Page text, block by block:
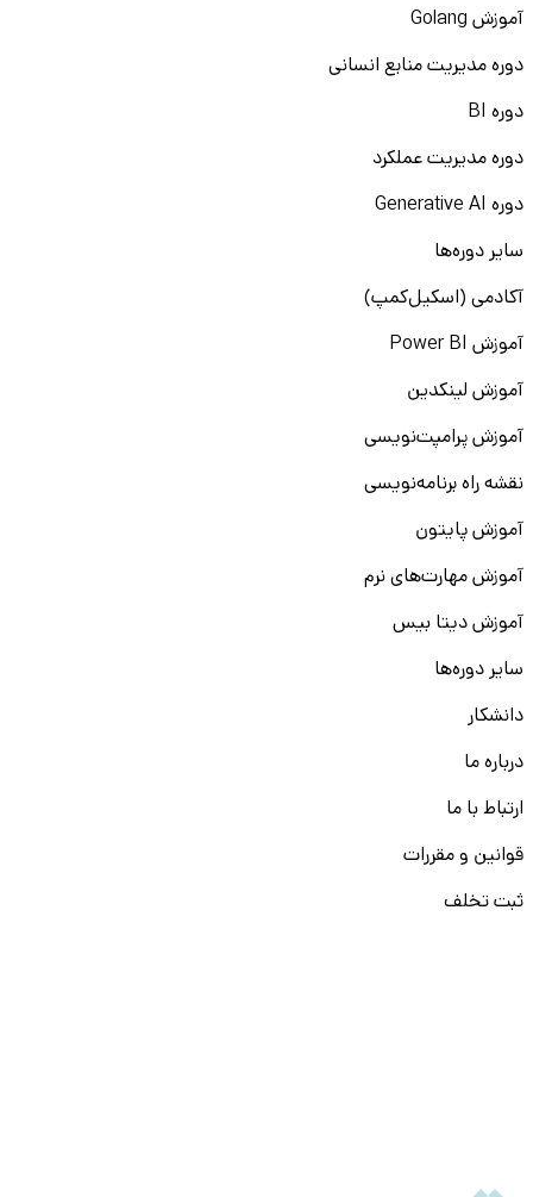
آموزش Golang
دوره مدیریت منابع انسانی
دوره BI
دوره مدیریت عملکرد
دوره Generative AI
سایر دوره‌ها
آکادمی (اسکیل‌کمپ)
آموزش Power BI
آموزش لینکدین
آموزش پرامپت‌نویسی
نقشه راه برنامه‌نویسی
آموزش پایتون
آموزش مهارت‌های نرم
آموزش دیتا بیس
سایر دوره‌ها
دانشکار
درباره ما
ارتباط با ما
قوانین و مقررات
ثبت تخلف